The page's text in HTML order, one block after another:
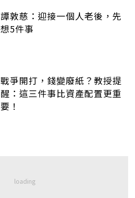
譚敦慈：迎接一個人老後，先
想5件事
戰爭開打，錢變廢紙？教授提
醒：這三件事比資產配置更重
要！